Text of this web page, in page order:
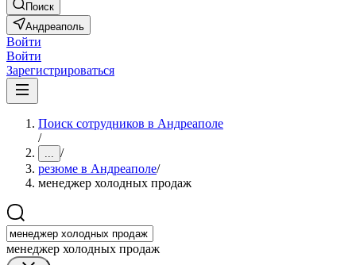
Поиск
Андреаполь
Войти
Войти
Зарегистрироваться
Поиск сотрудников в Андреаполе
/
... /
резюме в Андреаполе/
менеджер холодных продаж
менеджер холодных продаж